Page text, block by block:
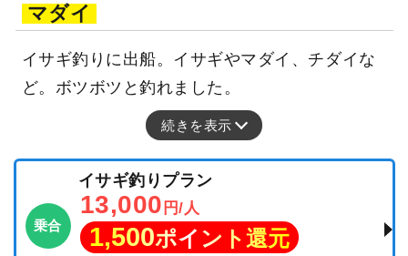
マダイ
イサギ釣りに出船。イサギやマダイ、チダイな
ど。ボツボツと釣れました。
続きを表示
乗合
イサギ釣りプラン
13,000 円/人
1,500ポイント還元